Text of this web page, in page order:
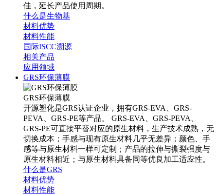
佳，延长产品使用周期。
什么是生物基
材料优势
材料性能
国际ISCC溯源
相关产品
应用领域
GRS环保薄膜
GRS环保薄膜
开源塑化是GRS认证企业，拥有GRS-EVA、GRS-
PEVA、GRS-PE等产品。 GRS-EVA、GRS-PEVA、
GRS-PE可直接平替对应的原生材料，生产技术成熟，无
切换成本；手感与现有原生材料几乎无差异；颜色、手
感等与原生材料一样可定制；产品的拉伸与撕裂强度与
原生材料相近；与原生材料具备同等优良加工适应性。
什么是GRS
材料优势
材料性能